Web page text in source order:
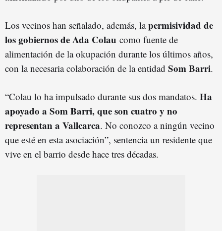
Los vecinos han señalado, además, lapermisividad de
los gobiernos de Ada Colau como fuente de
alimentación de la okupación durante los últimos años,
con la necesaria colaboración de la entidad Som Barri.
“Colau lo ha impulsado durante sus dos mandatos. Ha
apoyado a Som Barri, que son cuatro y no
representan a Vallcarca. No conozco a ningún vecino
que esté en esta asociación”, sentencia un residente que
vive en el barrio desde hace tres décadas.